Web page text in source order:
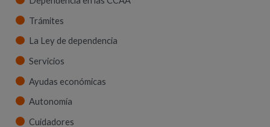
Trámites
La Ley de dependencia
Servicios
Ayudas económicas
Autonomía
Cuidadores